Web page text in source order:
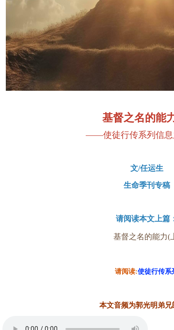
基督之名的能
——使徒行传系列信息
文/任运生
生命季刊专稿
请阅读本文上篇
基督之名的能力(
请阅读:使徒行传系
本文音频为郭光明弟兄